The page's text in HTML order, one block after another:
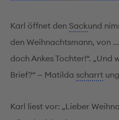
Karl öffnet den Sackund
den Weihnachtsmann, von
doch Ankes Tochter!“. „Und
Brief?“ ‒ Matilda scharrt
Karl liest vor: „Lieber